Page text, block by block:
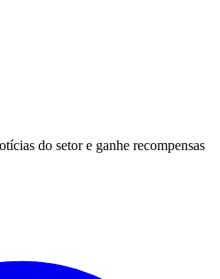
do setor e ganhe recompensas